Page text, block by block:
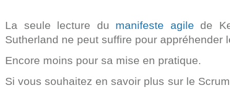
La seule lecture du manifeste agile de
Sutherland ne peut suffire pour appréhender
Encore moins pour sa mise en pratique.
Si vous souhaitez en savoir plus sur le